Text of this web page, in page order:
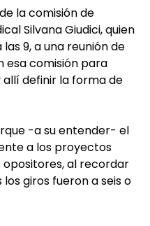
la comisión de
Silvana Giudici, quien
9, a una reunión de
esa comisión para
allí definir la forma de
-a su entender- el
a los proyectos
al recordar
giros fueron a seis o